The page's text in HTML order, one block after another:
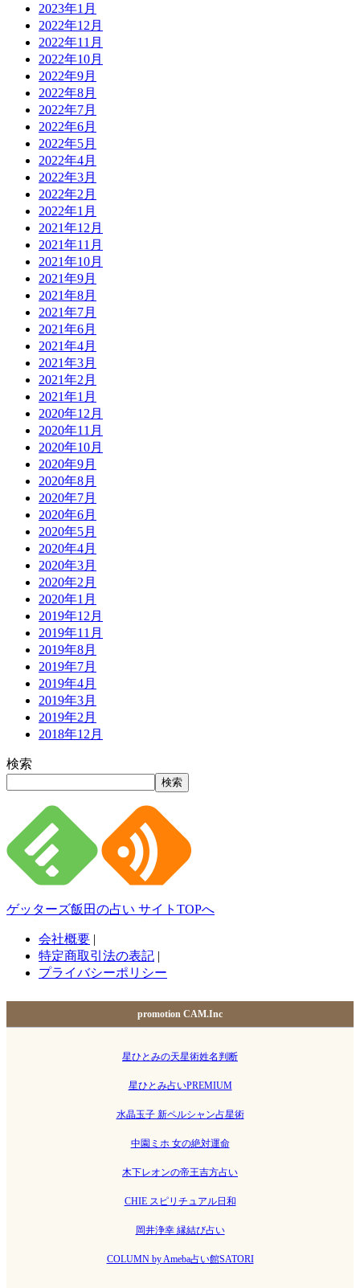
2023年1月
2022年12月
2022年11月
2022年10月
2022年9月
2022年8月
2022年7月
2022年6月
2022年5月
2022年4月
2022年3月
2022年2月
2022年1月
2021年12月
2021年11月
2021年10月
2021年9月
2021年8月
2021年7月
2021年6月
2021年4月
2021年3月
2021年2月
2021年1月
2020年12月
2020年11月
2020年10月
2020年9月
2020年8月
2020年7月
2020年6月
2020年5月
2020年4月
2020年3月
2020年2月
2020年1月
2019年12月
2019年11月
2019年8月
2019年7月
2019年4月
2019年3月
2019年2月
2018年12月
検索
検索
ゲッターズ飯田の占い サイトTOPへ
会社概要 |
特定商取引法の表記 |
プライバシーポリシー
promotion CAM.Inc
星ひとみの天星術姓名判断
星ひとみ占いPREMIUM
水晶玉子 新ペルシャン占星術
中園ミホ 女の絶対運命
木下レオンの帝王吉方占い
CHIE スピリチュアル日和
岡井浄幸 縁結び占い
COLUMN by Ameba占い館SATORI